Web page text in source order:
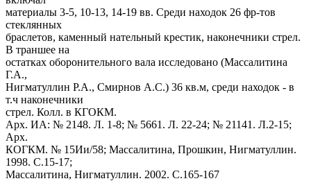
материалы 3-5, 10-13, 14-19 вв. Среди находок 26 фр-тов
стеклянных
браслетов, каменный нательный крестик, наконечники стрел.
В траншее на
остатках оборонительного вала исследовано (Массалитина
Г.А.,
Нигматуллин Р.А., Смирнов А.С.) 36 кв.м, среди находок - в
т.ч наконечники
стрел. Колл. в КГОКМ.
Арх. ИА: № 2148. Л. 1-8; № 5661. Л. 22-24; № 21141. Л.2-15;
Арх.
КОГКМ. № 15Ии/58; Массалитина, Прошкин, Нигматуллин.
1998. С.15-17;
Массалитина, Нигматуллин. 2002. С.165-167